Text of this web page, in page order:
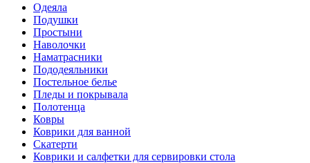
Одеяла
Подушки
Простыни
Наволочки
Наматрасники
Пододеяльники
Постельное белье
Пледы и покрывала
Полотенца
Ковры
Коврики для ванной
Скатерти
Коврики и салфетки для сервировки стола